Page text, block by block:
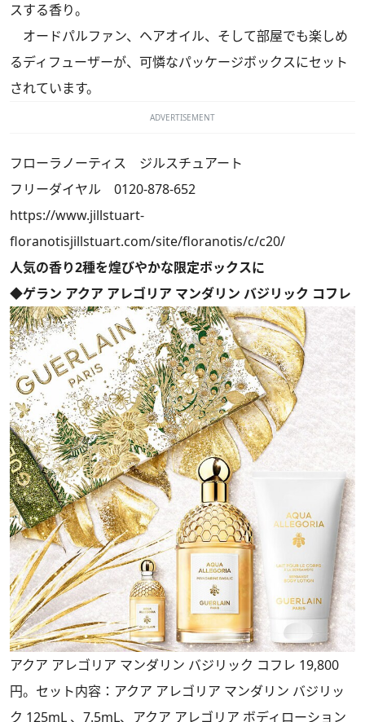
スする香り。
オードパルファン、ヘアオイル、そして部屋でも楽しめ
るディフューザーが、可憐なパッケージボックスにセット
されています。
ADVERTISEMENT
フローラノーティス ジルスチュアート
フリーダイヤル 0120-878-652
https://www.jillstuart-
floranotisjillstuart.com/site/floranotis/c/c20/
人気の香り2種を煌びやかな限定ボックスに
◆ゲラン アクア アレゴリア マンダリン バジリック コフレ
アクア アレゴリア マンダリン バジリック コフレ 19,800
円。セット内容：アクア アレゴリア マンダリン バジリッ
ク 125mL 、7.5mL、アクア アレゴリア ボディローション